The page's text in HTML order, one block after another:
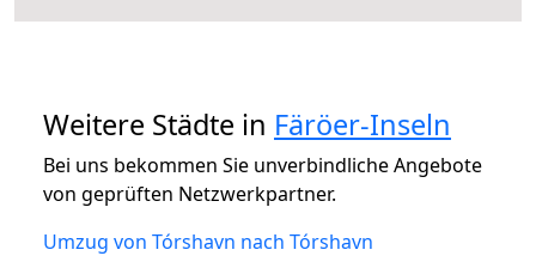
Weitere Städte in Färöer-Inseln
Bei uns bekommen Sie unverbindliche Angebote
von geprüften Netzwerkpartner.
Umzug von Tórshavn nach Tórshavn